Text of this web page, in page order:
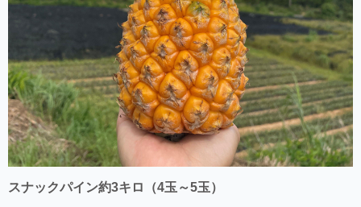
スナックパイン約3キロ（4玉～5玉）